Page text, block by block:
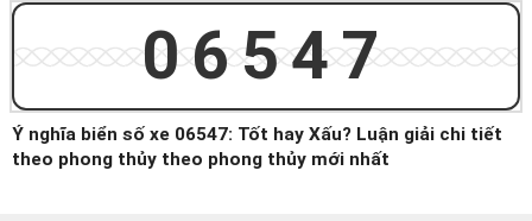
06547
Ý nghĩa biển số xe 06547: Tốt hay Xấu? Luận giải chi tiết
theo phong thủy theo phong thủy mới nhất